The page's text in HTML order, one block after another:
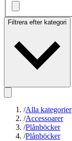
Filtrera efter kategori
/Alla kategorier
/Accessoarer
/Plånböcker
/Plånböcker